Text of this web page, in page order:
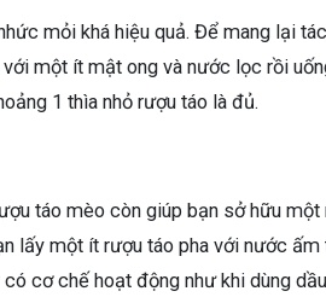
mỏi khá hiệu quả. Để mang lại
một ít mật ong và nước lọc rồi
1 thìa nhỏ rượu táo là đủ.
táo mèo còn giúp bạn sở hữu một
lấy một ít rượu táo pha với nước ấm
cơ chế hoạt động như khi dùng